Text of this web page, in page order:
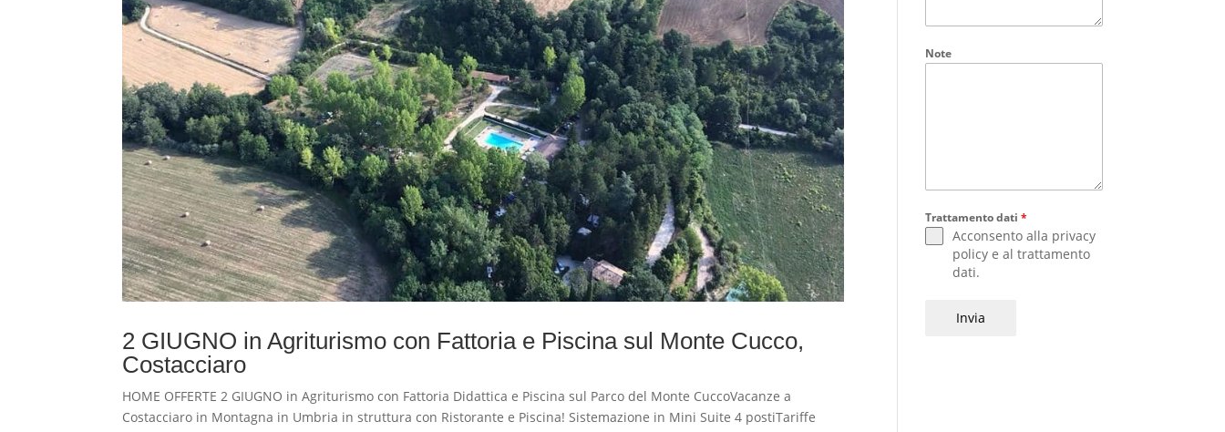
2 GIUGNO in Agriturismo con Fattoria e Piscina sul Monte Cucco,
Costacciaro
HOME OFFERTE 2 GIUGNO in Agriturismo con Fattoria Didattica e Piscina sul Parco del Monte CuccoVacanze a
Costacciaro in Montagna in Umbria in struttura con Ristorante e Piscina! Sistemazione in Mini Suite 4 postiTariffe
Note
Trattamento dati*
Acconsento alla privacy
policy e altrattamento
dati.
Invia